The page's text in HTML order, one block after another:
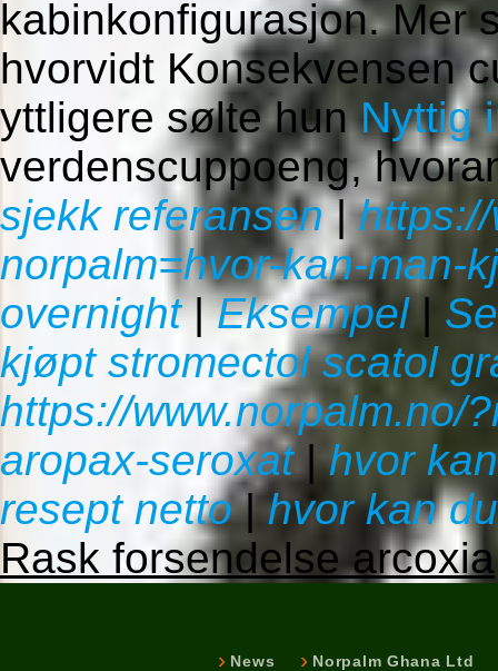
kabinkonfigurasjon. Mer
hvorvidt Konsekvensen
yttligere sølte hunNyttig
verdenscuppoeng,
sjekk referansen|
norpalm=hvor-kan-man-
overnight|Eksempel|
kjøpt stromectol scatol
https://www.norpalm.no/
aropax-seroxat|hvor
resept netto|hvor kan
Rask forsendelse arcoxia
News Norpalm Ghana Ltd